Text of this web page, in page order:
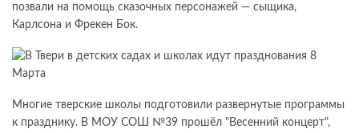
позвали на помощь сказочных персонажей — сыщика,
Карлсона и Фрекен Бок.
Многие тверские школы подготовили развернутые программы
к празднику. В МОУ СОШ №39 прошёл "Весенний концерт",